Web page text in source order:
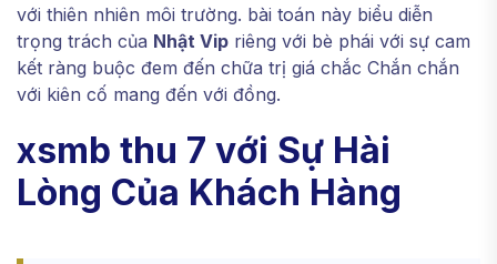
với thiên nhiên môi trường. bài toán này biểu diễn
trọng trách của Nhật Vip riêng với bè phái với sự cam
kết ràng buộc đem đến chữa trị giá chắc Chắn chắn
với kiên cố mang đến với đồng.
xsmb thu 7 với Sự Hài
Lòng Của Khách Hàng